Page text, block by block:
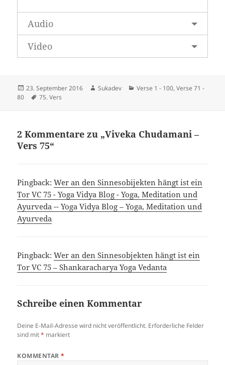
Audio
Video
Veröffentlicht
am
23. September 2016 Autor
Sukadev Kategorien
Verse 1 - 100,Verse 71 -
80
Schlagwörter
75. Vers
2 Kommentare zu „Viveka Chudamani –
Vers 75“
Pingback:Wer an den Sinnesobijekten hängt ist ein
Tor VC 75 - Yoga Vidya Blog - Yoga, Meditation und
Ayurveda -- Yoga Vidya Blog – Yoga, Meditation und
Ayurveda
Pingback:Wer an den Sinnesobjekten hängt ist ein
Tor VC 75 – Shankaracharya Yoga Vedanta
Schreibe einen Kommentar
Deine E-Mail-Adresse wird nicht veröffentlicht. Erforderliche Felder
sind mit* markiert
KOMMENTAR*